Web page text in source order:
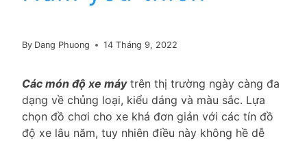
By Dang Phuong 14 Tháng 9, 2022
Các món độ xe máytrên thị trường ngày càng đa
dạng về chủng loại, kiểu dáng và màu sắc. Lựa
chọn đồ chơi cho xe khá đơn giản với các tín đồ
độ xe lâu năm, tuy nhiên điều này không hề dễ